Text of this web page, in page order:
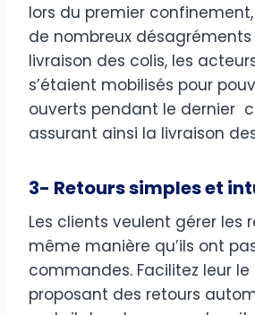
lors du premier
de nombreux
livraison des colis, les
s’étaient mobilisés pour
ouverts pendant le dernier
assurant ainsi la livraison
3- Retours simples et
Les clients veulent gérer les
même manière qu’ils ont
commandes. Facilitez leur le
proposant des retours